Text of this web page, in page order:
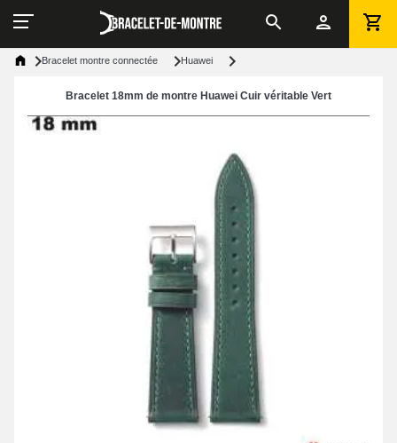
Bracelet montre connectée Huawei
Bracelet 18mm de montre Huawei Cuir véritable Vert